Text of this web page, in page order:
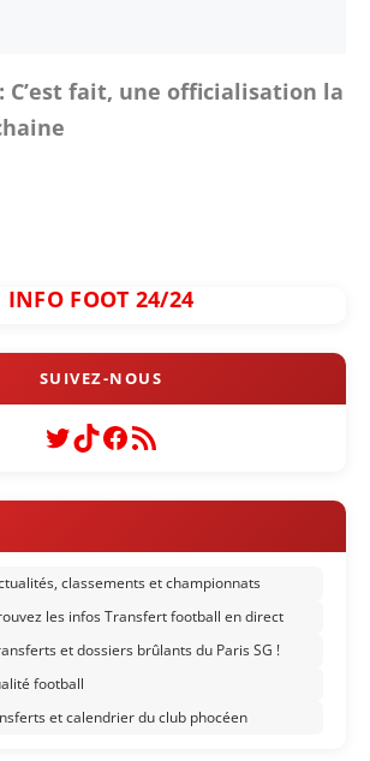
C’est fait, une officialisation la
INFO FOOT 24/24
Twitter
TikTok
Facebook
Flux RSS
classements et championnats
les infos Transfert football en direct
et dossiers brûlants du Paris SG !
football
et calendrier du club phocéen